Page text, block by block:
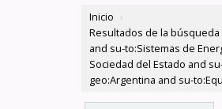
Inicio ›
Resultados de la búsqueda
and su-to:Sistemas de
Sociedad del Estado and
geo:Argentina and su-